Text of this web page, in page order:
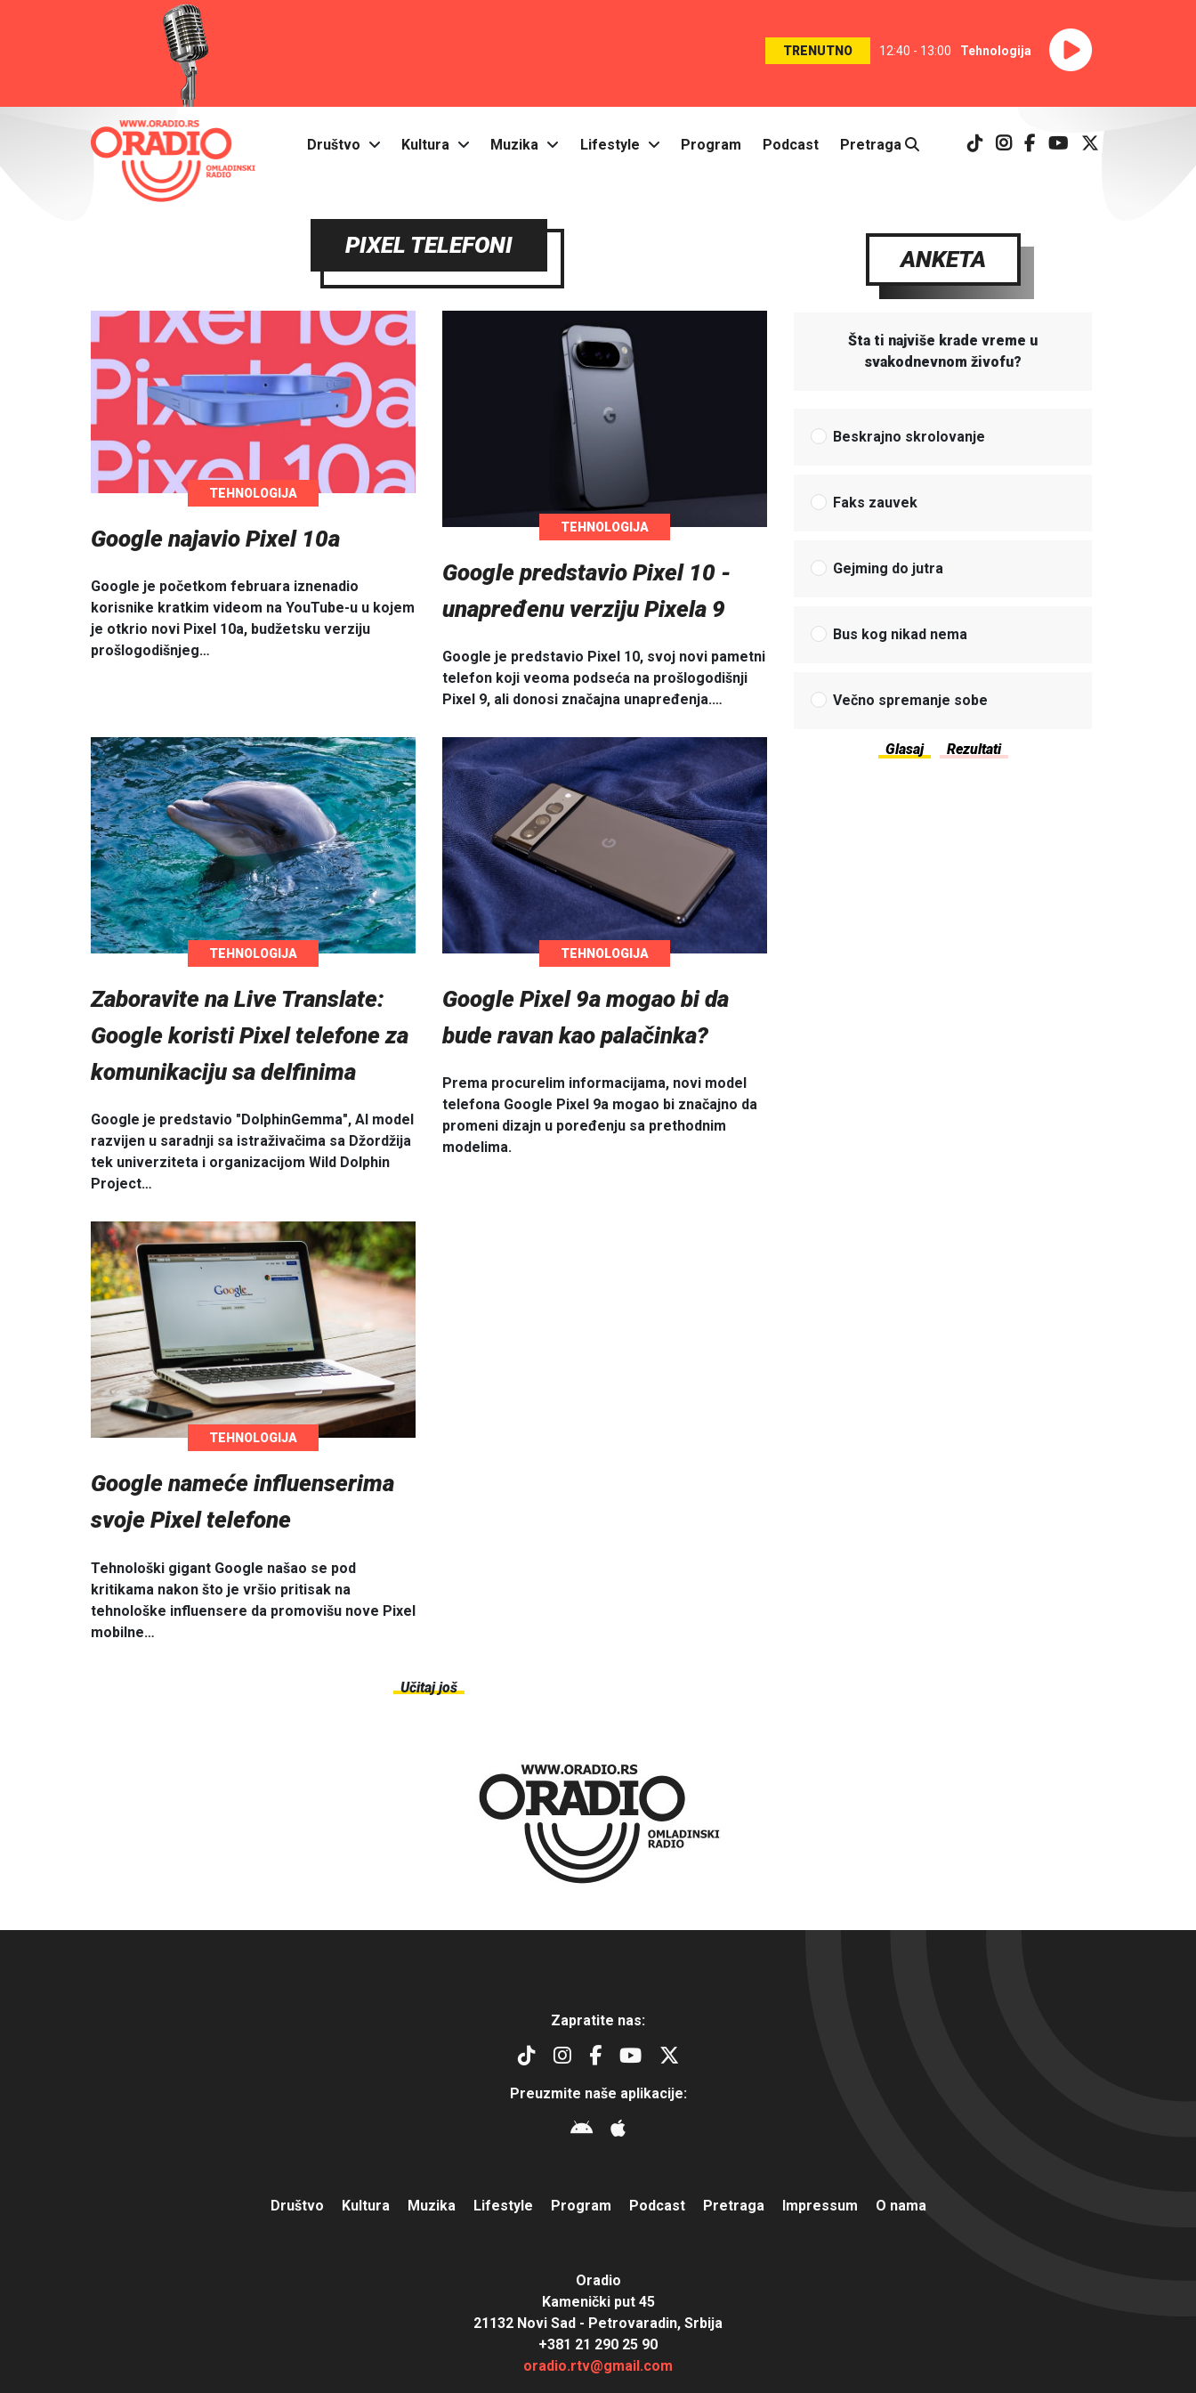
TRENUTNO 12:40 - 13:00 Tehnologija
Društvo Kultura Muzika Lifestyle Program Podcast Pretraga
PIXEL TELEFONI
TEHNOLOGIJA
Google najavio Pixel 10a
Google je početkom februara iznenadio
korisnike kratkim videom na YouTube-u u kojem
je otkrio novi Pixel 10a, budžetsku verziju
prošlogodišnjeg…
TEHNOLOGIJA
Google predstavio Pixel 10 -
unapređenu verziju Pixela 9
Google je predstavio Pixel 10, svoj novi pametni
telefon koji veoma podseća na prošlogodišnji
Pixel 9, ali donosi značajna unapređenja.…
TEHNOLOGIJA
Zaboravite na Live Translate:
Google koristi Pixel telefone za
komunikaciju sa delfinima
Google je predstavio "DolphinGemma", AI model
razvijen u saradnji sa istraživačima sa Džordžija
tek univerziteta i organizacijom Wild Dolphin
Project…
TEHNOLOGIJA
Google Pixel 9a mogao bi da
bude ravan kao palačinka?
Prema procurelim informacijama, novi model
telefona Google Pixel 9a mogao bi značajno da
promeni dizajn u poređenju sa prethodnim
modelima.
TEHNOLOGIJA
Google nameće influenserima
svoje Pixel telefone
Tehnološki gigant Google našao se pod
kritikama nakon što je vršio pritisak na
tehnološke influensere da promovišu nove Pixel
mobilne…
Učitaj još
ANKETA
Šta ti najviše krade vreme u
svakodnevnom živofu?
Beskrajno skrolovanje
Faks zauvek
Gejming do jutra
Bus kog nikad nema
Večno spremanje sobe
Zapratite nas:
Preuzmite naše aplikacije:
Društvo Kultura Muzika Lifestyle Program Podcast Pretraga Impressum O nama
Oradio
Kamenički put 45
21132 Novi Sad - Petrovaradin, Srbija
+381 21 290 25 90
oradio.rtv@gmail.com